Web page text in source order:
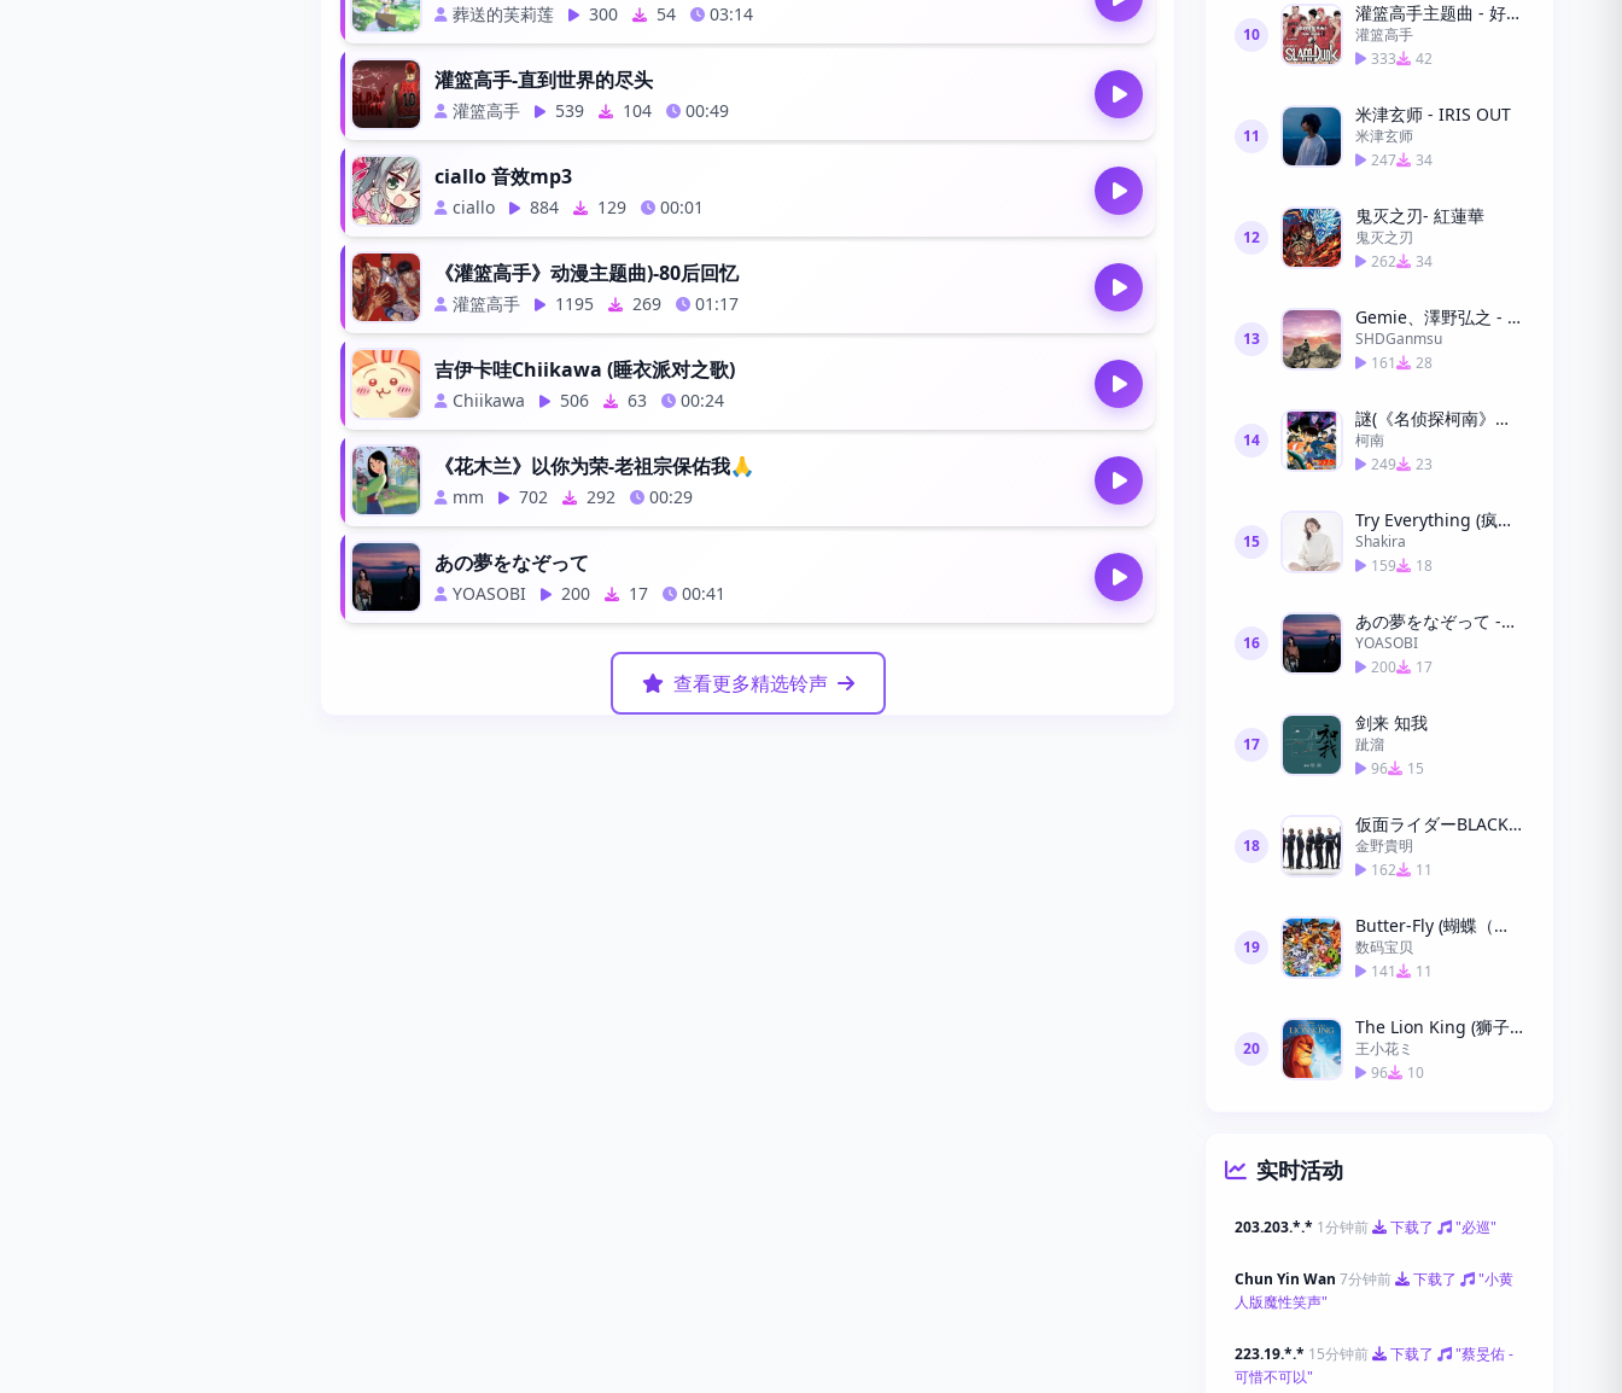
葬送的芙莉莲 300 54 03:14
灌篮高手-直到世界的尽头
灌篮高手 539 104 00:49
ciallo 音效mp3
ciallo 884 129 00:01
《灌篮高手》动漫主题曲)-80后回忆
灌篮高手 1195 269 01:17
吉伊卡哇Chiikawa (睡衣派对之歌)
Chiikawa 506 63 00:24
《花木兰》以你为荣-老祖宗保佑我🙏
mm 702 292 00:29
あの夢をなぞって
YOASOBI 200 17 00:41
查看更多精选铃声
10
灌篮高手主题曲 - 好想大声说我爱你
灌篮高手
333
42
11
米津玄师 - IRIS OUT
米津玄师
247
34
12
鬼灭之刃- 紅蓮華
鬼灭之刃
262
34
13
Gemie、澤野弘之 - Call of Silence- 进击的巨人
SHDGanmsu
161
28
14
謎(《名侦探柯南》片头曲）
柯南
249
23
15
Try Everything (疯狂动物城主题曲)
Shakira
159
18
16
あの夢をなぞって -YOASOBI
YOASOBI
200
17
17
剑来 知我
跐溜
96
15
18
仮面ライダーBLACK RX (假面骑士)
金野貴明
162
11
19
Butter-Fly (蝴蝶（数码宝贝）)(Digimon Adventure)
数码宝贝
141
11
20
The Lion King (狮子王) - Circle of Life
王小花ミ
96
10
实时活动
203.203.*.* 1分钟前 下载了 "必巡"
Chun Yin Wan 7分钟前 下载了
"小黄
人版魔性笑声"
223.19.*.* 15分钟前 下载了
"蔡旻佑 -
可惜不可以"